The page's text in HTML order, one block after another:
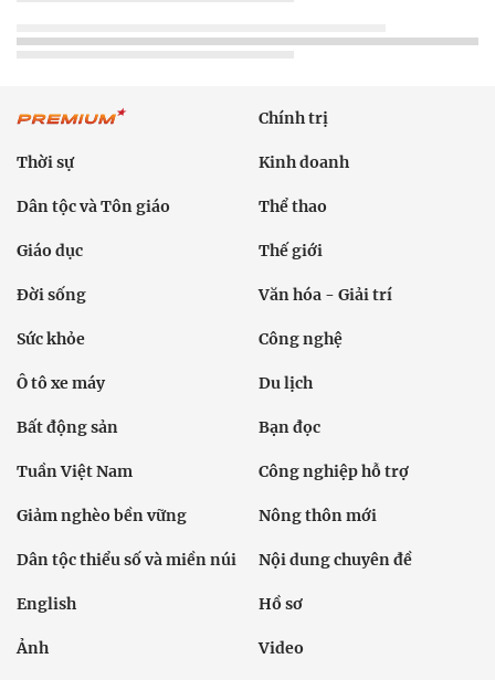
Chính trị
Thời sự Kinh doanh
Dân tộc và Tôn giáo Thể thao
Giáo dục Thế giới
Đời sống Văn hóa - Giải trí
Sức khỏe Công nghệ
Ô tô xe máy Du lịch
Bất động sản Bạn đọc
Tuần Việt Nam Công nghiệp hỗ trợ
Giảm nghèo bền vững Nông thôn mới
Dân tộc thiểu số và miền núi Nội dung chuyên đề
English Hồ sơ
Ảnh Video